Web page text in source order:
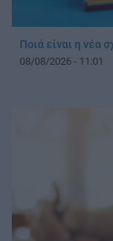
Ποιά είναι η νέα
08/08/2026 - 11:01